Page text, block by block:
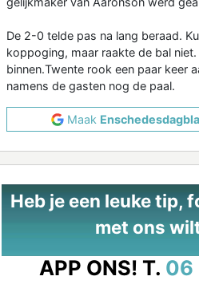
De 2-0 telde pas na lang beraad.
koppoging, maar raakte de bal
binnen.Twente rook een paar keer
namens de gasten nog de paal.
Maak
Heb je een leuke tip,
met ons
APP ONS! T. 06